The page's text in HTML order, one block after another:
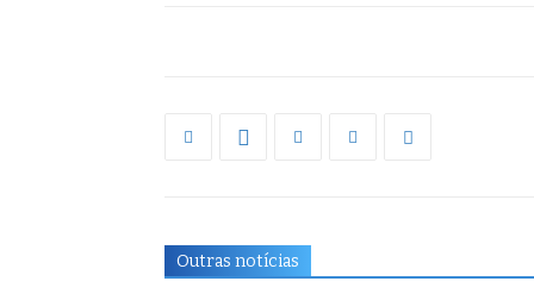
Outras notícias